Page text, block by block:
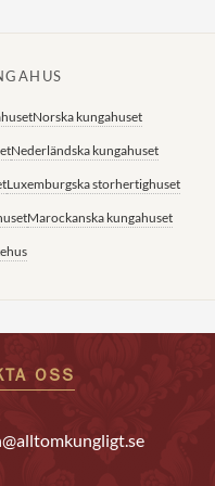
Norska kungahuset
Nederländska kungahuset
Luxemburgska storhertighuset
Marockanska kungahuset
OSS